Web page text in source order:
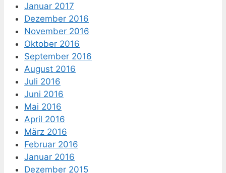
Januar 2017
Dezember 2016
November 2016
Oktober 2016
September 2016
August 2016
Juli 2016
Juni 2016
Mai 2016
April 2016
März 2016
Februar 2016
Januar 2016
Dezember 2015